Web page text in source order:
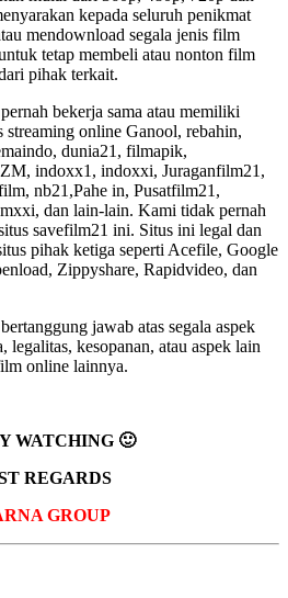
kepada seluruh penikmat
mendownload segala jenis film
tetap membeli atau nonton film
pihak terkait.
bekerja sama atau memiliki
streaming online Ganool, rebahin,
dunia21, filmapik,
indoxx1, indoxxi, Juraganfilm21,
nb21,Pahe in, Pusatfilm21,
dan lain-lain. Kami tidak pernah
savefilm21 ini. Situs ini legal dan
pihak ketiga seperti Acefile, Google
Zippyshare, Rapidvideo, dan
jawab atas segala aspek
legalitas, kesopanan, atau aspek lain
online lainnya.
WATCHING 🙂
REGARDS
GROUP